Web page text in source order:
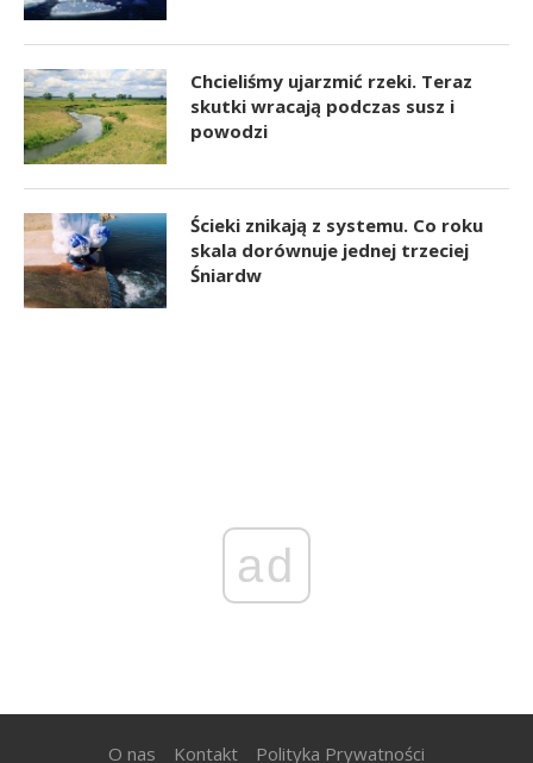
Chcieliśmy ujarzmić rzeki. Teraz
skutki wracają podczas susz i
powodzi
Ścieki znikają z systemu. Co roku
skala dorównuje jednej trzeciej
Śniardw
ad
O nas Kontakt Polityka Prywatności